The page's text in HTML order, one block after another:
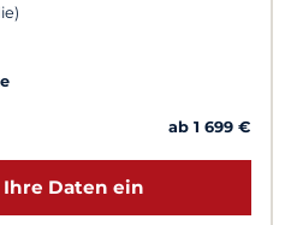
ab 1 699 €
Ihre Daten ein